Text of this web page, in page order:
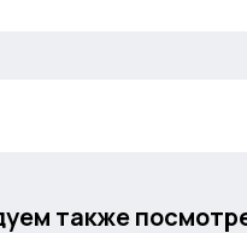
компактный пауэрбанк
также